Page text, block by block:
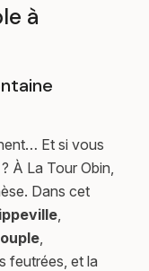
à
Et si vous
À La Tour Obin,
Dans cet
,
,
feutrées, et la